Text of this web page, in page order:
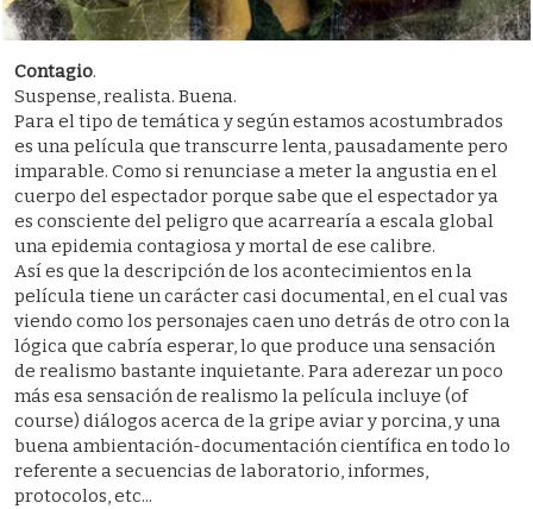
Contagio.
Suspense, realista. Buena.
Para el tipo de temática y según estamos acostumbrados
es una película que transcurre lenta, pausadamente pero
imparable. Como si renunciase a meter la angustia en el
cuerpo del espectador porque sabe que el espectador ya
es consciente del peligro que acarrearía a escala global
una epidemia contagiosa y mortal de ese calibre.
Así es que la descripción de los acontecimientos en la
película tiene un carácter casi documental, en el cual vas
viendo como los personajes caen uno detrás de otro con la
lógica que cabría esperar, lo que produce una sensación
de realismo bastante inquietante. Para aderezar un poco
más esa sensación de realismo la película incluye (of
course) diálogos acerca de la gripe aviar y porcina, y una
buena ambientación-documentación científica en todo lo
referente a secuencias de laboratorio, informes,
protocolos, etc...